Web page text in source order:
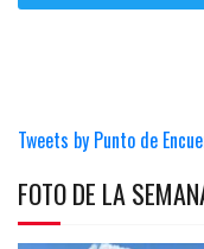
Tweets by Punto de
FOTO DE LA